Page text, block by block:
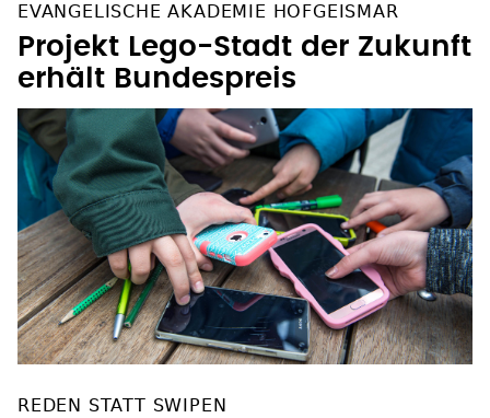
EVANGELISCHE AKADEMIE HOFGEISMAR
Projekt Lego-Stadt der Zukunft
erhält Bundespreis
REDEN STATT SWIPEN